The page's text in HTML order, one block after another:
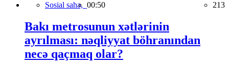
Sosial sahə, 00:50 213
Bakı metrosunun xətlərinin
ayrılması: nəqliyyat böhranından
necə qaçmaq olar?